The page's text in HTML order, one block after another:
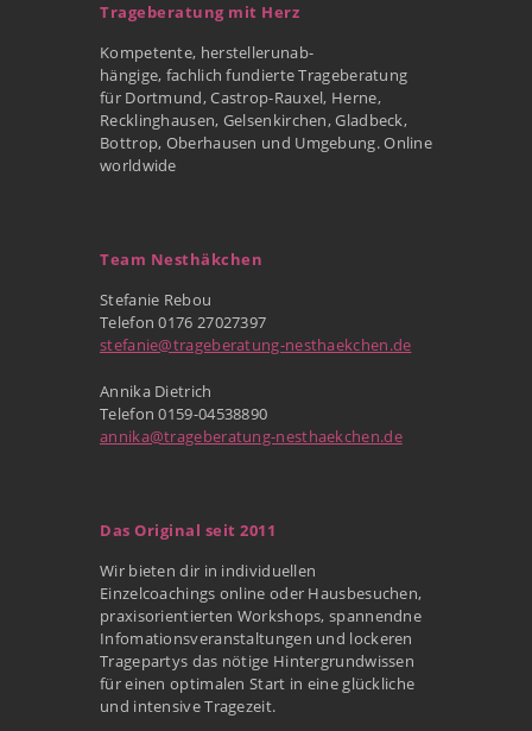
Trageberatung mit Herz
Kompetente, herstellerunab-
hängige, fachlich fundierte Trageberatung
für Dortmund, Castrop-Rauxel, Herne,
Recklinghausen, Gelsenkirchen, Gladbeck,
Bottrop, Oberhausen und Umgebung. Online
worldwide
Team Nesthäkchen
Stefanie Rebou
Telefon 0176 27027397
stefanie@trageberatung-nesthaekchen.de
Annika Dietrich
Telefon 0159-04538890
annika@trageberatung-nesthaekchen.de
Das Original seit 2011
Wir bieten dir in individuellen
Einzelcoachings online oder Hausbesuchen,
praxisorientierten Workshops, spannendne
Infomationsveranstaltungen und lockeren
Tragepartys das nötige Hintergrundwissen
für einen optimalen Start in eine glückliche
und intensive Tragezeit.